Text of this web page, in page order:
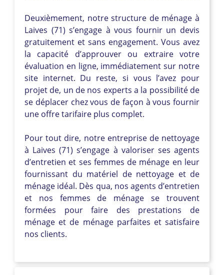
Deuxièmement, notre structure de ménage à
Laives (71) s’engage à vous fournir un devis
gratuitement et sans engagement. Vous avez
la capacité d’approuver ou extraire votre
évaluation en ligne, immédiatement sur notre
site internet. Du reste, si vous l’avez pour
projet de, un de nos experts a la possibilité de
se déplacer chez vous de façon à vous fournir
une offre tarifaire plus complet.
Pour tout dire, notre entreprise de nettoyage
à Laives (71) s’engage à valoriser ses agents
d’entretien et ses femmes de ménage en leur
fournissant du matériel de nettoyage et de
ménage idéal. Dès qua, nos agents d’entretien
et nos femmes de ménage se trouvent
formées pour faire des prestations de
ménage et de ménage parfaites et satisfaire
nos clients.